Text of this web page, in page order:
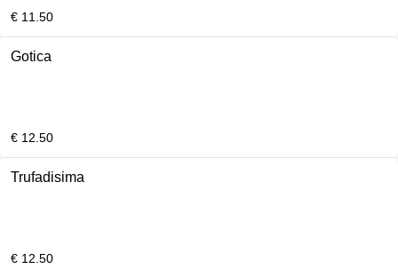
€ 11.50
Gotica
€ 12.50
Trufadisima
€ 12.50